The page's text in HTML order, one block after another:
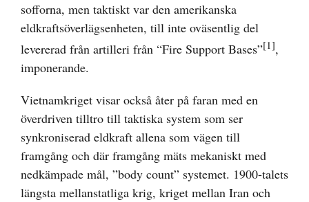
sofforna, men taktiskt var den amerikanska
eldkraftsöverlägsenheten, till inte oväsentlig del
levererad från artilleri från “Fire Support Bases”[1],
imponerande.
Vietnamkriget visar också åter på faran med en
överdriven tilltro till taktiska system som ser
synkroniserad eldkraft allena som vägen till
framgång och där framgång mäts mekaniskt med
nedkämpade mål, ”body count” systemet. 1900-talets
längsta mellanstatliga krig, kriget mellan Iran och